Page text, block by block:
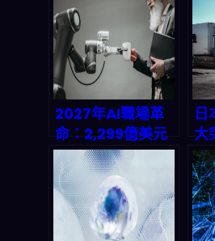
2027年AI職場革
命：2,299億美元
背後的真相，你的
工作還剩多少價
值？
大
桑
公